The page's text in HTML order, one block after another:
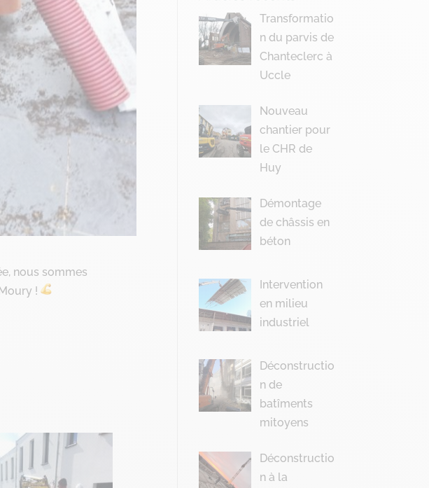
nous sommes
!
Transformatio
n du parvis de
Chanteclerc à
Uccle
Nouveau
chantier pour
le CHR de
Huy
Démontage
de châssis en
béton
Intervention
en milieu
industriel
Déconstructio
n de
batîments
mitoyens
Déconstructio
n à la